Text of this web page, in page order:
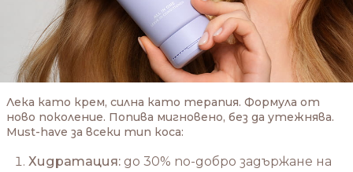
Лека като крем, силна като терапия. Формула от
ново поколение. Попива мигновено, без да утежнява.
Must-have за всеки тип коса:
Хидратация: до 30% по-добро задържане на